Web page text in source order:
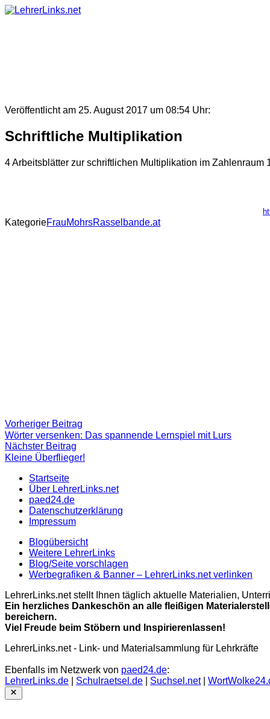
Skip
Veröffentlicht am 25. August 2017 um 08:54 Uhr:
Schriftliche Multiplikation
4 Arbeitsblätter zur schriftlichen Multiplikation im Zahlenraum
KategorieFrauMohrsRasselbande.at
Beitragsnavigation
Vorheriger Beitrag
Beitrag:
Wörter versenken: Das spannende Lernspiel mit Lurs
Nächster Beitrag
Beitrag
Kleine Überflieger!
Startseite
Über LehrerLinks.net
paed24.de
Datenschutzerklärung
Impressum
Blogübersicht
Weitere LehrerLinks
Blog/Seite vorschlagen
Werbegrafiken & Banner – LehrerLinks.net verlinken
LehrerLinks.net stellt Ihnen täglich aktuelle Materialien,
Ein herzliches Dankeschön an alle fleißigen
bereichern.
Viel Freude beim Stöbern und Inspirierenlassen!
LehrerLinks.net - Link- und Materialsammlung für Lehrkräfte
Ebenfalls im Netzwerk von paed24.de:
LehrerLinks.de
Schulraetsel.de Suchsel.net|
Close